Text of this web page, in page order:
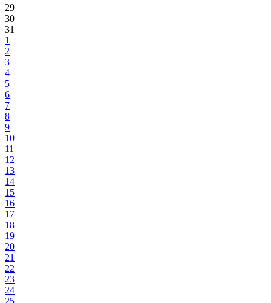
29
30
31
1
2
3
4
5
6
7
8
9
10
11
12
13
14
15
16
17
18
19
20
21
22
23
24